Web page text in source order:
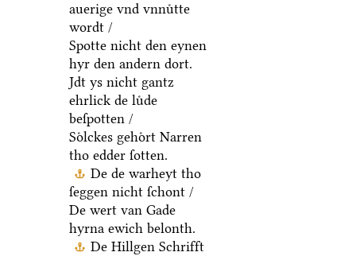
auerige vnd vnnuͤtte
wordt /
Spotte nicht den eynen
hyr den andern dort.
Jdt ys nicht gantz
ehrlick de luͤde
beſpotten /
Soͤlckes gehoͤrt Narren
tho edder ſotten.
De de warheyt tho
ſeggen nicht ſchont /
De wert van Gade
hyrna ewich belonth.
De Hillgen Schrifft